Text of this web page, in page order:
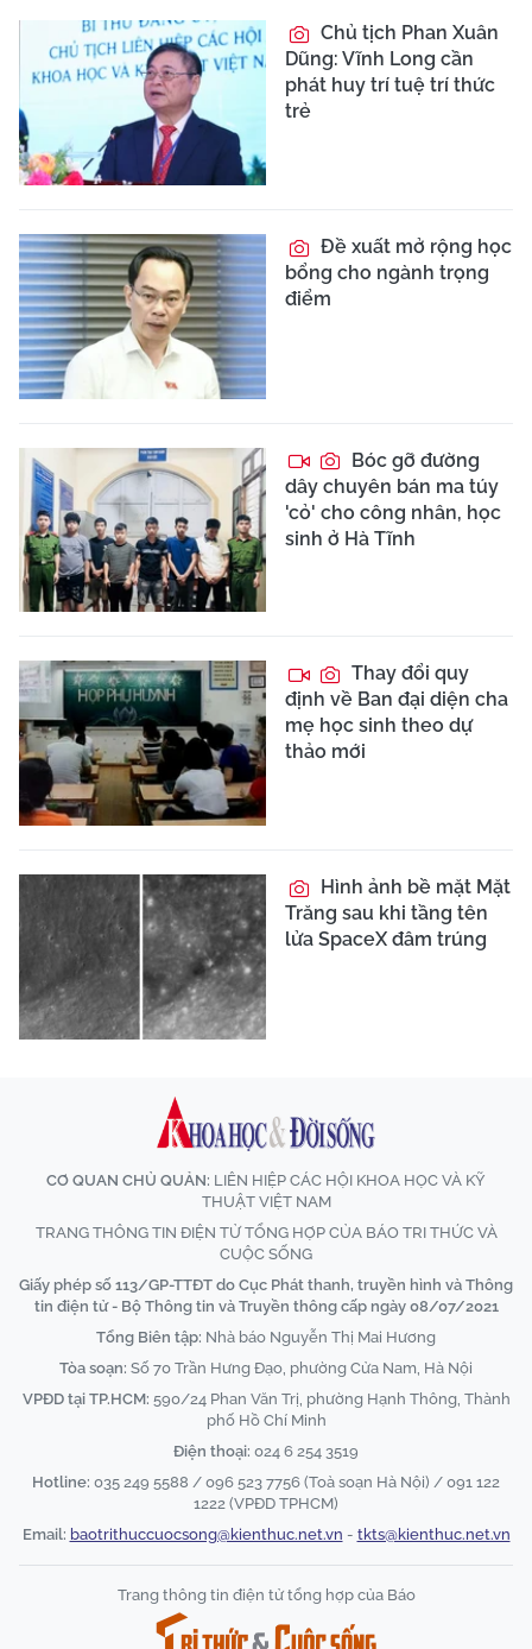
Chủ tịch Phan Xuân
Dũng: Vĩnh Long cần
phát huy trí tuệ trí thức
trẻ
Đề xuất mở rộng học
bổng cho ngành trọng
điểm
Bóc gỡ đường
dây chuyên bán ma túy
'cỏ' cho công nhân, học
sinh ở Hà Tĩnh
Thay đổi quy
định về Ban đại diện cha
mẹ học sinh theo dự
thảo mới
Hình ảnh bề mặt Mặt
Trăng sau khi tầng tên
lửa SpaceX đâm trúng
CƠ QUAN CHỦ QUẢN: LIÊN HIỆP CÁC HỘI KHOA HỌC VÀ KỸ
THUẬT VIỆT NAM
TRANG THÔNG TIN ĐIỆN TỬ TỔNG HỢP CỦA BÁO TRI THỨC VÀ
CUỘC SỐNG
Giấy phép số 113/GP-TTĐT do Cục Phát thanh, truyền hình và Thông
tin điện tử - Bộ Thông tin và Truyền thông cấp ngày 08/07/2021
Tổng Biên tập: Nhà báo Nguyễn Thị Mai Hương
Tòa soạn: Số 70 Trần Hưng Đạo, phường Cửa Nam, Hà Nội
VPĐD tại TP.HCM: 590/24 Phan Văn Trị, phường Hạnh Thông, Thành
phố Hồ Chí Minh
Điện thoại: 024 6 254 3519
Hotline: 035 249 5588 / 096 523 7756 (Toà soạn Hà Nội) / 091 122
1222 (VPĐD TPHCM)
Email: baotrithuccuocsong@kienthuc.net.vn - tkts@kienthuc.net.vn
Trang thông tin điện tử tổng hợp của Báo